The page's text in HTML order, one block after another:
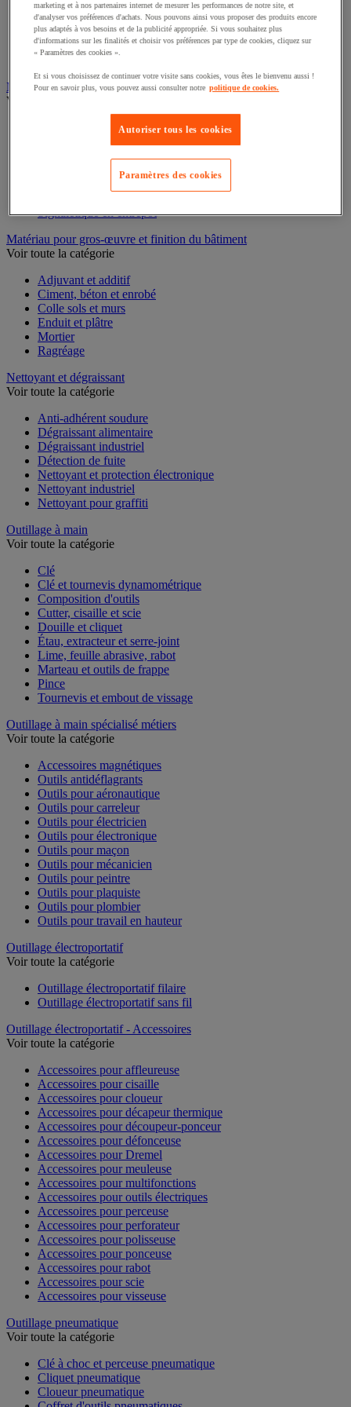
Mesure du temps
Mesure et repère de chantier
Mesure topographique
Mesureur et détecteur d'épaisseur
Marquage
Voir toute la catégorie
Marquage industriel
Marquage permanent
Marquage temporaire
Signalétique en entrepôt
Matériau pour gros-œuvre et finition du bâtiment
Voir toute la catégorie
Adjuvant et additif
Ciment, béton et enrobé
Colle sols et murs
Enduit et plâtre
Mortier
Ragréage
Nettoyant et dégraissant
Voir toute la catégorie
Anti-adhérent soudure
Dégraissant alimentaire
Dégraissant industriel
Détection de fuite
Nettoyant et protection électronique
Nettoyant industriel
Nettoyant pour graffiti
Outillage à main
Voir toute la catégorie
Clé
Clé et tournevis dynamométrique
Composition d'outils
Cutter, cisaille et scie
Douille et cliquet
Étau, extracteur et serre-joint
Lime, feuille abrasive, rabot
Marteau et outils de frappe
Pince
Tournevis et embout de vissage
Outillage à main spécialisé métiers
Voir toute la catégorie
Accessoires magnétiques
Outils antidéflagrants
Outils pour aéronautique
Outils pour carreleur
Outils pour électricien
Outils pour électronique
Outils pour maçon
Outils pour mécanicien
Outils pour peintre
Outils pour plaquiste
Outils pour plombier
Outils pour travail en hauteur
Outillage électroportatif
Voir toute la catégorie
Outillage électroportatif filaire
Outillage électroportatif sans fil
Outillage électroportatif - Accessoires
Voir toute la catégorie
Accessoires pour affleureuse
Accessoires pour cisaille
Accessoires pour cloueur
Accessoires pour décapeur thermique
Accessoires pour découpeur-ponceur
Accessoires pour défonceuse
Accessoires pour Dremel
Accessoires pour meuleuse
Accessoires pour multifonctions
Accessoires pour outils électriques
Accessoires pour perceuse
Accessoires pour perforateur
Accessoires pour polisseuse
Accessoires pour ponceuse
Accessoires pour rabot
Accessoires pour scie
Accessoires pour visseuse
Outillage pneumatique
Voir toute la catégorie
Clé à choc et perceuse pneumatique
Cliquet pneumatique
Cloueur pneumatique
marketing et à nos partenaires internet de mesurer les performances de notre site, et
d'analyser vos préférences d'achats. Nous pouvons ainsi vous proposer des produits encore
plus adaptés à vos besoins et de la publicité appropriée. Si vous souhaitez plus
d'informations sur les finalités et choisir vos préférences par type de cookies, cliquez sur
« Paramètres des cookies ».
Et si vous choisissez de continuer votre visite sans cookies, vous êtes le bienvenu aussi !
Pour en savoir plus, vous pouvez aussi consulter notre politique de cookies.
Autoriser tous les cookies
Paramètres des cookies